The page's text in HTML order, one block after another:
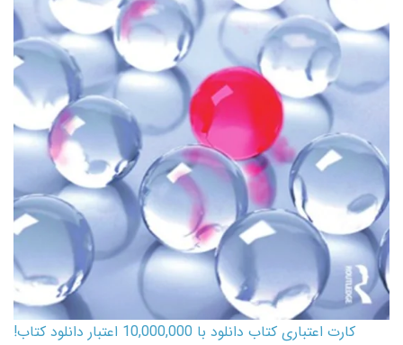
کارت اعتباری کتاب دانلود با 10,000,000 اعتبار دانلود کتاب!